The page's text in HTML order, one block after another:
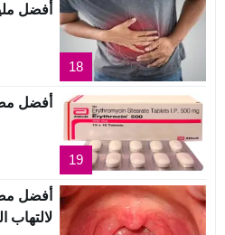
18
أفضل
19
أفضل
أفضل